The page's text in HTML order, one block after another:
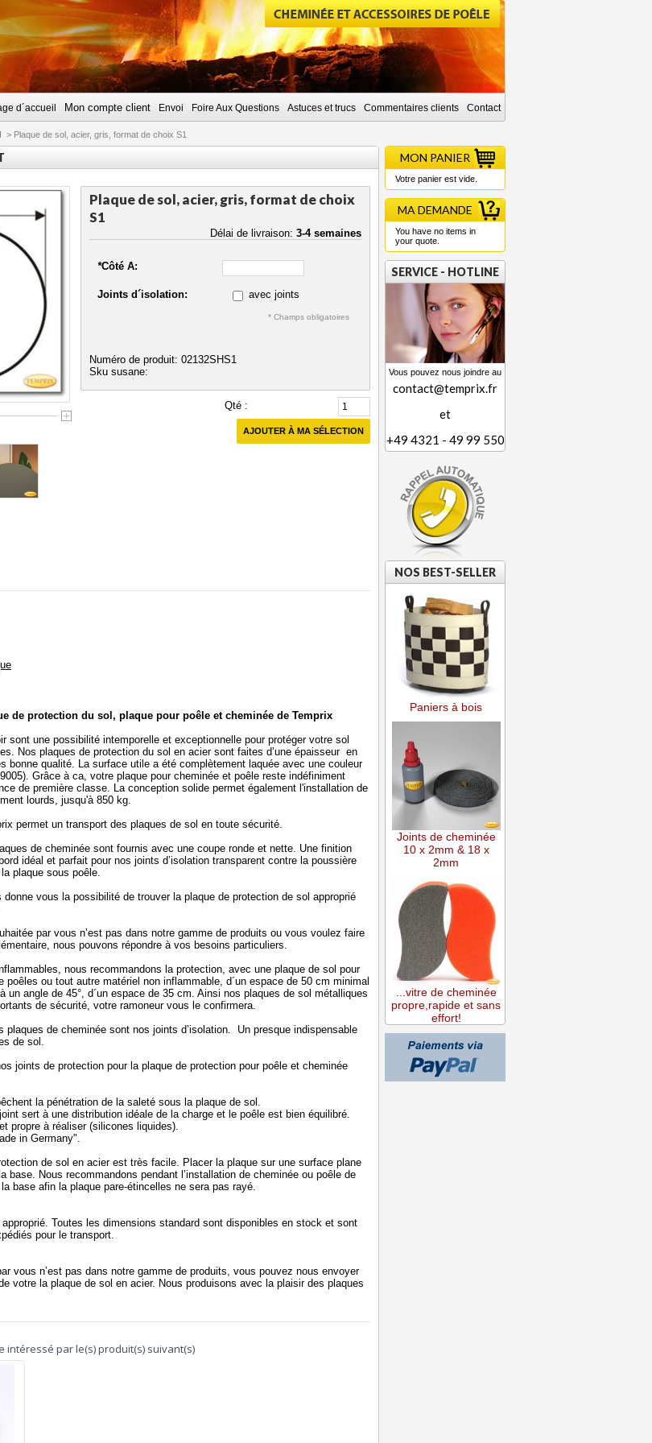
CHERCHER
d´accueil Mon compte client Envoi Foire Aux Questions Astuces et trucs Commentaires clients Contact
> Plaque de sol, acier, gris, format de choix S1
Plaque de sol, acier, gris, format de choix
S1
Délai de livraison: 3-4 semaines
*Côté A:
Joints d´isolation: avec joints
* Champs obligatoires
Numéro de produit: 02132SHS1
Sku susane:
Qté :
AJOUTER À MA SÉLECTION
de protection du sol, plaque pour poêle et cheminée de Temprix
sont une possibilité intemporelle et exceptionnelle pour protéger votre sol
Nos plaques de protection du sol en acier sont faites d’une épaisseur en
bonne qualité. La surface utile a été complètement laquée avec une couleur
Grâce à ca, votre plaque pour cheminée et poêle reste indéfiniment
de première classe. La conception solide permet également l'installation de
lourds, jusqu'à 850 kg.
permet un transport des plaques de sol en toute sécurité.
de cheminée sont fournis avec une coupe ronde et nette. Une finition
idéal et parfait pour nos joints d’isolation transparent contre la poussière
plaque sous poêle.
donne vous la possibilité de trouver la plaque de protection de sol approprié
par vous n’est pas dans notre gamme de produits ou vous voulez faire
nous pouvons répondre à vos besoins particuliers.
nous recommandons la protection, avec une plaque de sol pour
poêles ou tout autre matériel non inflammable, d´un espace de 50 cm minimal
un angle de 45°, d´un espace de 35 cm. Ainsi nos plaques de sol métalliques
de sécurité, votre ramoneur vous le confirmera.
plaques de cheminée sont nos joints d’isolation. Un presque indispensable
de sol.
joints de protection pour la plaque de protection pour poêle et cheminée
la pénétration de la saleté sous la plaque de sol.
sert à une distribution idéale de la charge et le poêle est bien équilibré.
propre à réaliser (silicones liquides).
in Germany".
de sol en acier est très facile. Placer la plaque sur une surface plane
base. Nous recommandons pendant l’installation de cheminée ou poêle de
base afin la plaque pare-étincelles ne sera pas rayé.
approprié. Toutes les dimensions standard sont disponibles en stock et sont
pour le transport.
vous n’est pas dans notre gamme de produits, vous pouvez nous envoyer
votre la plaque de sol en acier. Nous produisons avec la plaisir des plaques
intéressé par le(s) produit(s) suivant(s)
MON PANIER
Votre panier est vide.
MA DEMANDE
You have no items in
your quote.
SERVICE - HOTLINE
Vous pouvez nous joindre au
contact@temprix.fr
et
+49 4321 - 49 99 550
NOS BEST-SELLER
Paniers à bois
Joints de cheminée
10 x 2mm & 18 x
2mm
...vitre de cheminée
propre,rapide et sans
effort!